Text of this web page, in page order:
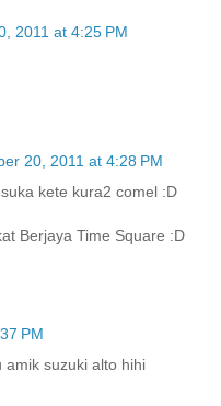
2011 at 4:25 PM
20, 2011 at 4:28 PM
kete kura2 comel :D
Berjaya Time Square :D
PM
amik suzuki alto hihi